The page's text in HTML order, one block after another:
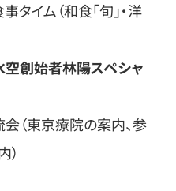
イム（和食「旬」・洋
空創始者林陽スペシャ
（東京療院の案内、参